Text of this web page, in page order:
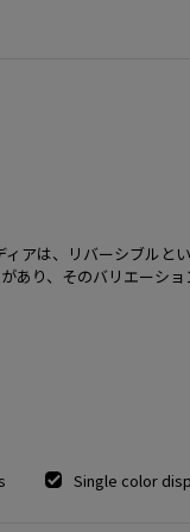
アは、リバーシブルと
あり、そのバリエーシ
Single color